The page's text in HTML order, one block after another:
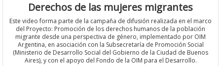
Derechos de las mujeres migrantes
Este video forma parte de la campaña de difusión realizada en el marco
del Proyecto: Promoción de los derechos humanos de la población
migrante desde una perspectiva de género, implementado por OIM
Argentina, en asociación con la Subsecretaría de Promoción Social
(Ministerio de Desarrollo Social del Gobierno de la Ciudad de Buenos
Aires), y con el apoyo del Fondo de la OIM para el Desarrollo.